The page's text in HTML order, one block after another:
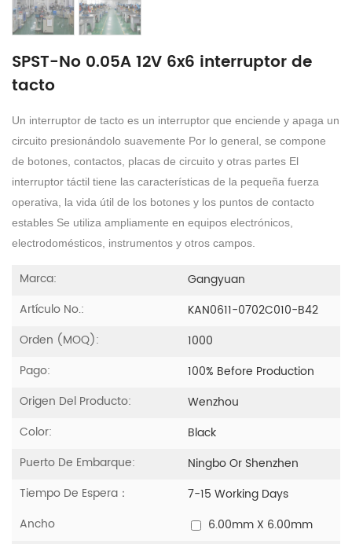
SPST-No 0.05A 12V 6x6 interruptor de
tacto
Un interruptor de tacto es un interruptor que enciende y apaga un
circuito presionándolo suavemente Por lo general, se compone
de botones, contactos, placas de circuito y otras partes El
interruptor táctil tiene las características de la pequeña fuerza
operativa, la vida útil de los botones y los puntos de contacto
estables Se utiliza ampliamente en equipos electrónicos,
electrodomésticos, instrumentos y otros campos.
Marca:
Gangyuan
Artículo No.:
KAN0611-0702C010-B42
Orden (MOQ):
1000
Pago:
100% Before Production
Origen Del Producto:
Wenzhou
Color:
Black
Puerto De Embarque:
Ningbo Or Shenzhen
Tiempo De Espera：
7-15 Working Days
Ancho
6.00mm X 6.00mm